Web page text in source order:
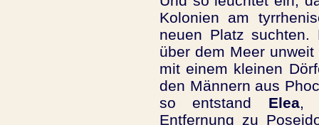
Kolonien am
neuen Platz
über dem Meer
mit einem kleinen
den Männern aus
so entstand Elea,
Entfernung zu